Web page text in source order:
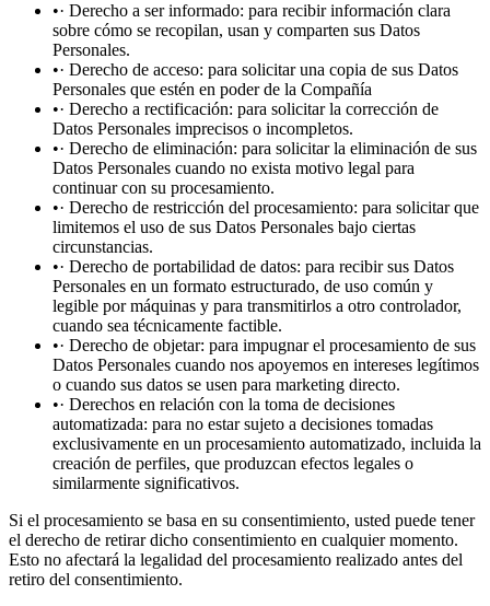
•· Derecho a ser informado: para recibir información clara
sobre cómo se recopilan, usan y comparten sus Datos
Personales.
•· Derecho de acceso: para solicitar una copia de sus Datos
Personales que estén en poder de la Compañía
•· Derecho a rectificación: para solicitar la corrección de
Datos Personales imprecisos o incompletos.
•· Derecho de eliminación: para solicitar la eliminación de sus
Datos Personales cuando no exista motivo legal para
continuar con su procesamiento.
•· Derecho de restricción del procesamiento: para solicitar que
limitemos el uso de sus Datos Personales bajo ciertas
circunstancias.
•· Derecho de portabilidad de datos: para recibir sus Datos
Personales en un formato estructurado, de uso común y
legible por máquinas y para transmitirlos a otro controlador,
cuando sea técnicamente factible.
•· Derecho de objetar: para impugnar el procesamiento de sus
Datos Personales cuando nos apoyemos en intereses legítimos
o cuando sus datos se usen para marketing directo.
•· Derechos en relación con la toma de decisiones
automatizada: para no estar sujeto a decisiones tomadas
exclusivamente en un procesamiento automatizado, incluida la
creación de perfiles, que produzcan efectos legales o
similarmente significativos.
Si el procesamiento se basa en su consentimiento, usted puede tener
el derecho de retirar dicho consentimiento en cualquier momento.
Esto no afectará la legalidad del procesamiento realizado antes del
retiro del consentimiento.